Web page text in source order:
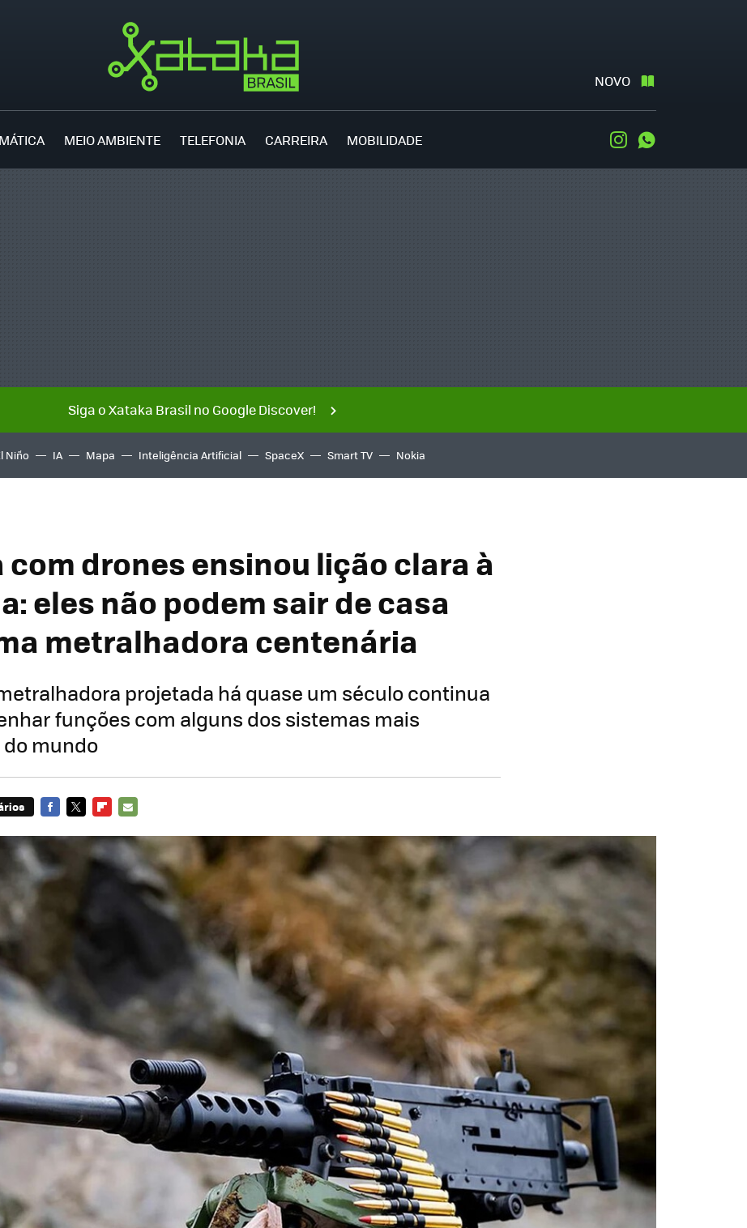
NOVO
MEIO AMBIENTE TELEFONIA CARREIRA MOBILIDADE Instagram
Siga o Xataka Brasil no Google Discover!
Niño IA Mapa Inteligência Artificial SpaceX Smart TV Nokia
com drones ensinou lição clara à
eles não podem sair de casa
metralhadora centenária
projetada há quase um século continua
funções com alguns dos sistemas mais
mundo
MAIL